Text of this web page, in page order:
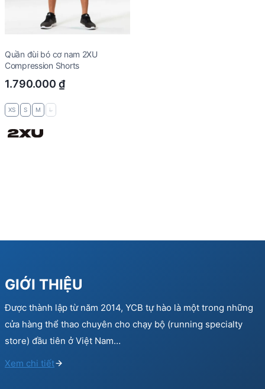
Quần đùi bó cơ nam 2XU
Compression Shorts
1.790.000 ₫
XS S M L
GIỚI THIỆU
Được thành lập từ năm 2014, YCB tự hào là một trong những
cửa hàng thể thao chuyên cho chạy bộ (running specialty
store) đầu tiên ở Việt Nam…
Xem chi tiết